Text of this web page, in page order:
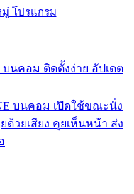
โปรแกรม
นคอม ติดตั้งง่าย อัปเดต
บนคอม เปิดใช้ขณะนั่ง
วยเสียง คุยเห็นหน้า ส่ง